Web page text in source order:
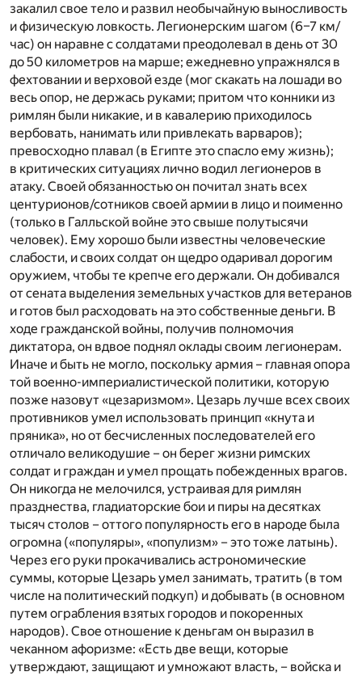
закалил свое тело и развил необычайную выносливость
и физическую ловкость. Легионерским шагом (6–7 км/
час) он наравне с солдатами преодолевал в день от 30
до 50 километров на марше; ежедневно упражнялся в
фехтовании и верховой езде (мог скакать на лошади во
весь опор, не держась руками; притом что конники из
римлян были никакие, и в кавалерию приходилось
вербовать, нанимать или привлекать варваров);
превосходно плавал (в Египте это спасло ему жизнь);
в критических ситуациях лично водил легионеров в
атаку. Своей обязанностью он почитал знать всех
центурионов/сотников своей армии в лицо и поименно
(только в Галльской войне это свыше полутысячи
человек). Ему хорошо были известны человеческие
слабости, и своих солдат он щедро одаривал дорогим
оружием, чтобы те крепче его держали. Он добивался
от сената выделения земельных участков для ветеранов
и готов был расходовать на это собственные деньги. В
ходе гражданской войны, получив полномочия
диктатора, он вдвое поднял оклады своим легионерам.
Иначе и быть не могло, поскольку армия – главная опора
той военно-империалистической политики, которую
позже назовут «цезаризмом». Цезарь лучше всех своих
противников умел использовать принцип «кнута и
пряника», но от бесчисленных последователей его
отличало великодушие – он берег жизни римских
солдат и граждан и умел прощать побежденных врагов.
Он никогда не мелочился, устраивая для римлян
празднества, гладиаторские бои и пиры на десятках
тысяч столов – оттого популярность его в народе была
огромна («популяры», «популизм» – это тоже латынь).
Через его руки прокачивались астрономические
суммы, которые Цезарь умел занимать, тратить (в том
числе на политический подкуп) и добывать (в основном
путем ограбления взятых городов и покоренных
народов). Свое отношение к деньгам он выразил в
чеканном афоризме: «Есть две вещи, которые
утверждают, защищают и умножают власть, – войска и